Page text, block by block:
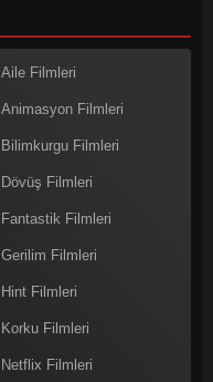
Aile Filmleri
Animasyon Filmleri
Bilimkurgu Filmleri
Dövüş Filmleri
Fantastik Filmleri
Gerilim Filmleri
Hint Filmleri
Korku Filmleri
Netflix Filmleri